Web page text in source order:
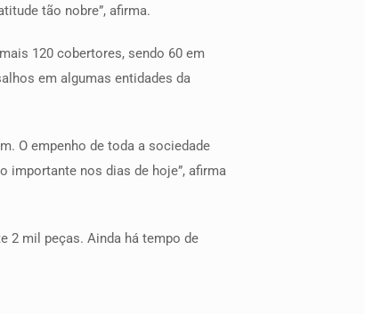
tão nobre”, afirma.
120 cobertores, sendo 60 em
em algumas entidades da
O empenho de toda a sociedade
nos dias de hoje”, afirma
2 mil peças. Ainda há tempo de